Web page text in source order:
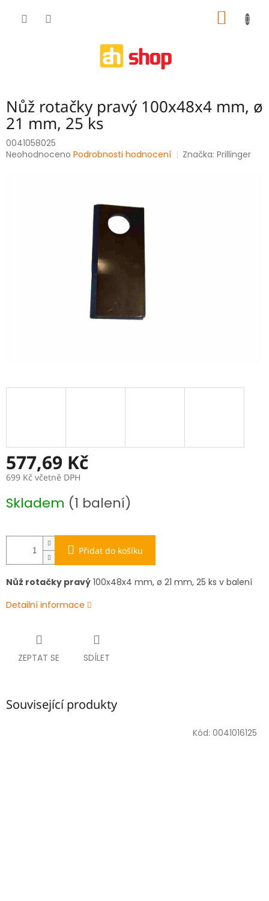
Nůž rotačky pravý 100x48x4 mm, ø
21 mm, 25 ks
0041058025
Průměrné
Neohodnoceno Podrobnosti hodnocení Značka:Prillinger
577,69 Kč
699 Kč včetně DPH
cena:
Skladem (1 balení)
Přidat do košíku
Nůž rotačky pravý 100x48x4 mm, ø 21 mm, 25 ks v balení
Detailní informace
ZEPTAT SE SDÍLET
Související produkty
Kód: 0041016125